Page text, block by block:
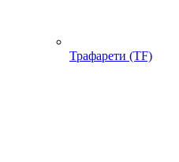
Трафарети (TF)